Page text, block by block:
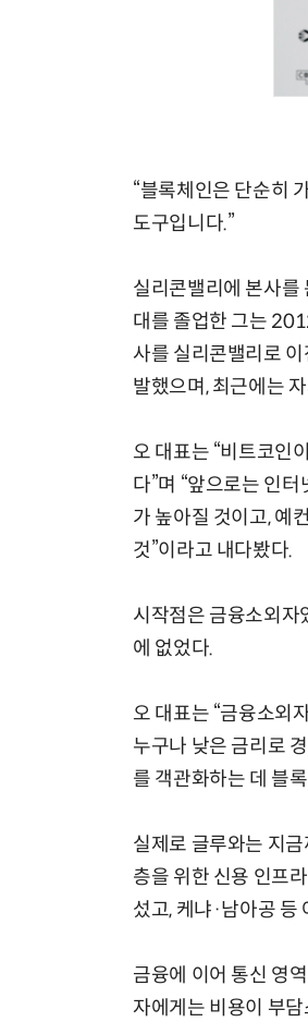
“블록체인은 단순히
도구입니다.”
실리콘밸리에 본사를
대를 졸업한 그는
사를 실리콘밸리로
발했으며, 최근에는
오 대표는 “비트코인
다”며 “앞으로는 인
가 높아질 것이고, 예
것”이라고 내다봤다.
시작점은 금융소외자
에 없었다.
오 대표는 “금융소외
누구나 낮은 금리로
를 객관화하는 데 블
실제로 글루와는 지
층을 위한 신용 인프
섰고, 케냐·남아공 등
금융에 이어 통신 영
자에게는 비용이 부